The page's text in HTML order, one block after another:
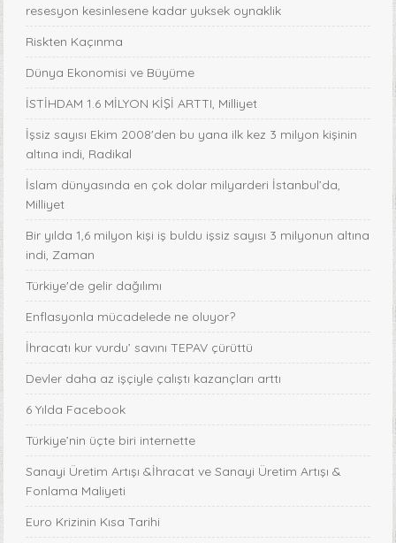
resesyon kesinlesene kadar yuksek oynaklik
Riskten Kaçınma
Dünya Ekonomisi ve Büyüme
İSTİHDAM 1.6 MİLYON KİŞİ ARTTI, Milliyet
İşsiz sayısı Ekim 2008'den bu yana ilk kez 3 milyon kişinin
altına indi, Radikal
İslam dünyasında en çok dolar milyarderi İstanbul’da,
Milliyet
Bir yılda 1,6 milyon kişi iş buldu işsiz sayısı 3 milyonun altına
indi, Zaman
Türkiye'de gelir dağılımı
Enflasyonla mücadelede ne oluyor?
İhracatı kur vurdu’ savını TEPAV çürüttü
Devler daha az işçiyle çalıştı kazançları arttı
6 Yılda Facebook
Türkiye’nin üçte biri internette
Sanayi Üretim Artışı &İhracat ve Sanayi Üretim Artışı &
Fonlama Maliyeti
Euro Krizinin Kısa Tarihi